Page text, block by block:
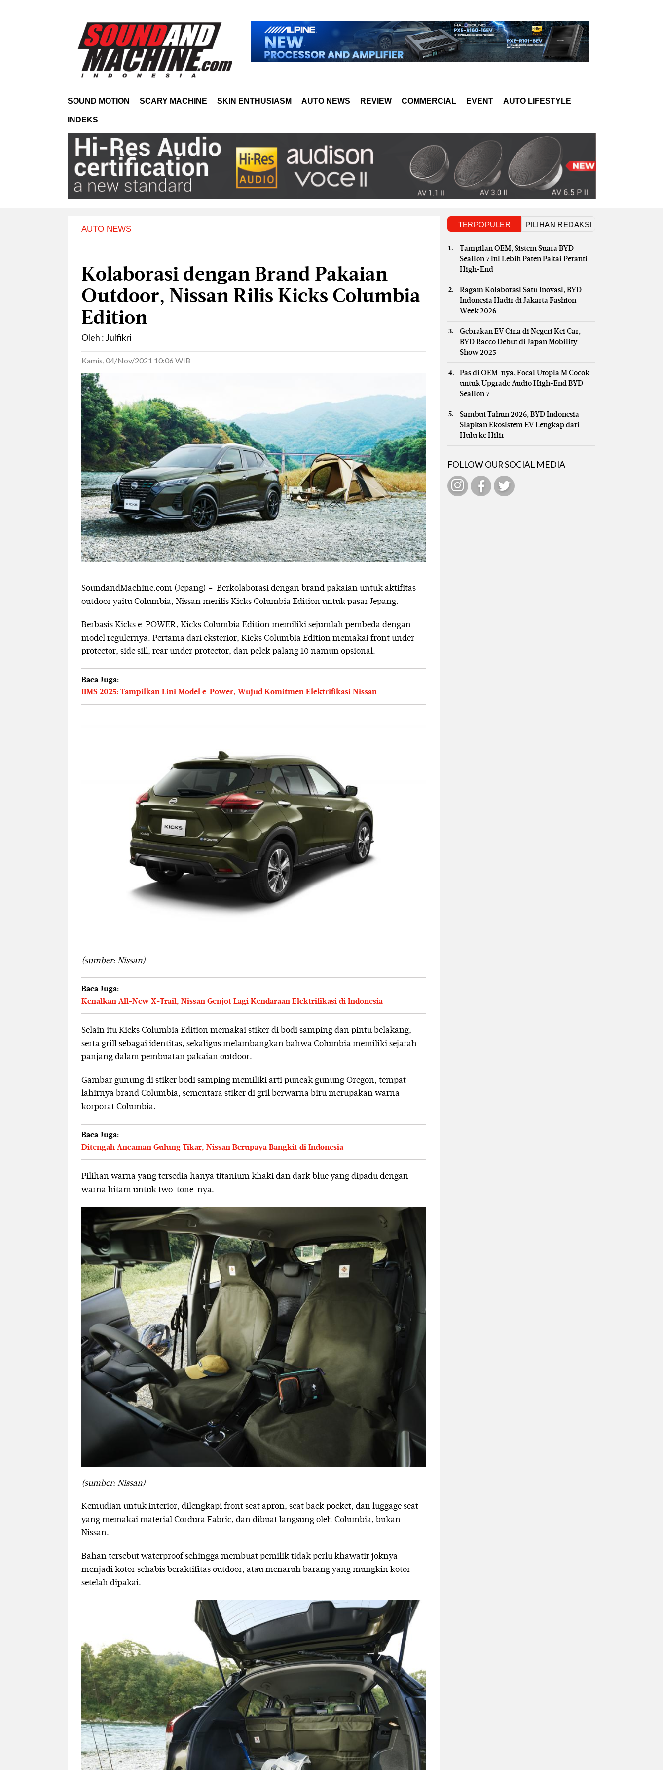
SOUND MOTION SCARY MACHINE SKIN ENTHUSIASM AUTO NEWS REVIEW COMMERCIAL EVENT AUTO LIFESTYLE
INDEKS
AUTO NEWS
Kolaborasi dengan Brand Pakaian
Outdoor, Nissan Rilis Kicks Columbia
Edition
Oleh : Julfikri
Kamis, 04/Nov/2021 10:06 WIB
SoundandMachine.com (Jepang) – Berkolaborasi dengan brand pakaian untuk aktifitas
outdoor yaitu Columbia, Nissan merilis Kicks Columbia Edition untuk pasar Jepang.
Berbasis Kicks e-POWER, Kicks Columbia Edition memiliki sejumlah pembeda dengan
model regulernya. Pertama dari eksterior, Kicks Columbia Edition memakai front under
protector, side sill, rear under protector, dan pelek palang 10 namun opsional.
Baca Juga:
IIMS 2025: Tampilkan Lini Model e-Power, Wujud Komitmen Elektrifikasi Nissan
(sumber: Nissan)
Baca Juga:
Kenalkan All-New X-Trail, Nissan Genjot Lagi Kendaraan Elektrifikasi di Indonesia
Selain itu Kicks Columbia Edition memakai stiker di bodi samping dan pintu belakang,
serta grill sebagai identitas, sekaligus melambangkan bahwa Columbia memiliki sejarah
panjang dalam pembuatan pakaian outdoor.
Gambar gunung di stiker bodi samping memiliki arti puncak gunung Oregon, tempat
lahirnya brand Columbia, sementara stiker di gril berwarna biru merupakan warna
korporat Columbia.
Baca Juga:
Ditengah Ancaman Gulung Tikar, Nissan Berupaya Bangkit di Indonesia
Pilihan warna yang tersedia hanya titanium khaki dan dark blue yang dipadu dengan
warna hitam untuk two-tone-nya.
(sumber: Nissan)
Kemudian untuk interior, dilengkapi front seat apron, seat back pocket, dan luggage seat
yang memakai material Cordura Fabric, dan dibuat langsung oleh Columbia, bukan
Nissan.
Bahan tersebut waterproof sehingga membuat pemilik tidak perlu khawatir joknya
menjadi kotor sehabis beraktifitas outdoor, atau menaruh barang yang mungkin kotor
setelah dipakai.
TERPOPULER PILIHAN REDAKSI
Tampilan OEM, Sistem Suara BYD
Sealion 7 ini Lebih Paten Pakai Peranti
High-End
Ragam Kolaborasi Satu Inovasi, BYD
Indonesia Hadir di Jakarta Fashion
Week 2026
Gebrakan EV Cina di Negeri Kei Car,
BYD Racco Debut di Japan Mobility
Show 2025
Pas di OEM-nya, Focal Utopia M Cocok
untuk Upgrade Audio High-End BYD
Sealion 7
Sambut Tahun 2026, BYD Indonesia
Siapkan Ekosistem EV Lengkap dari
Hulu ke Hilir
FOLLOW OUR SOCIAL MEDIA